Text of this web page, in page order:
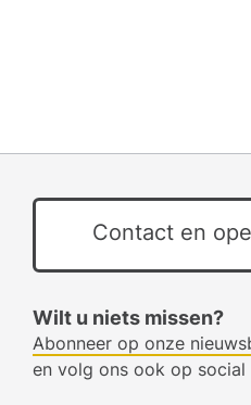
Contact en
Wilt u niets missen?
Abonneer op onze
en volg ons ook op social